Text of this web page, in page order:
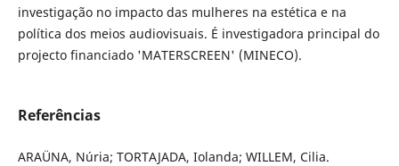
investigação no impacto das mulheres na estética e na
política dos meios audiovisuais. É investigadora principal do
projecto financiado 'MATERSCREEN' (MINECO).
Referências
ARAÜNA, Núria; TORTAJADA, Iolanda; WILLEM, Cilia.